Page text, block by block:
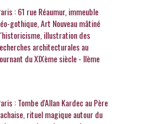
: 61 rue Réaumur, immeuble
gothique, Art Nouveau mâtiné
illustration des
architecturales au
du XIXème siècle - IIème
: Tombe d'Allan Kardec au Père
rituel magique autour du